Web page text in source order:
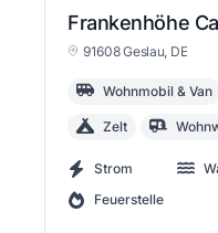
Frankenhöhe
91608 Geslau, DE
Wohnmobil & Van
Zelt
Strom
Feuerstelle